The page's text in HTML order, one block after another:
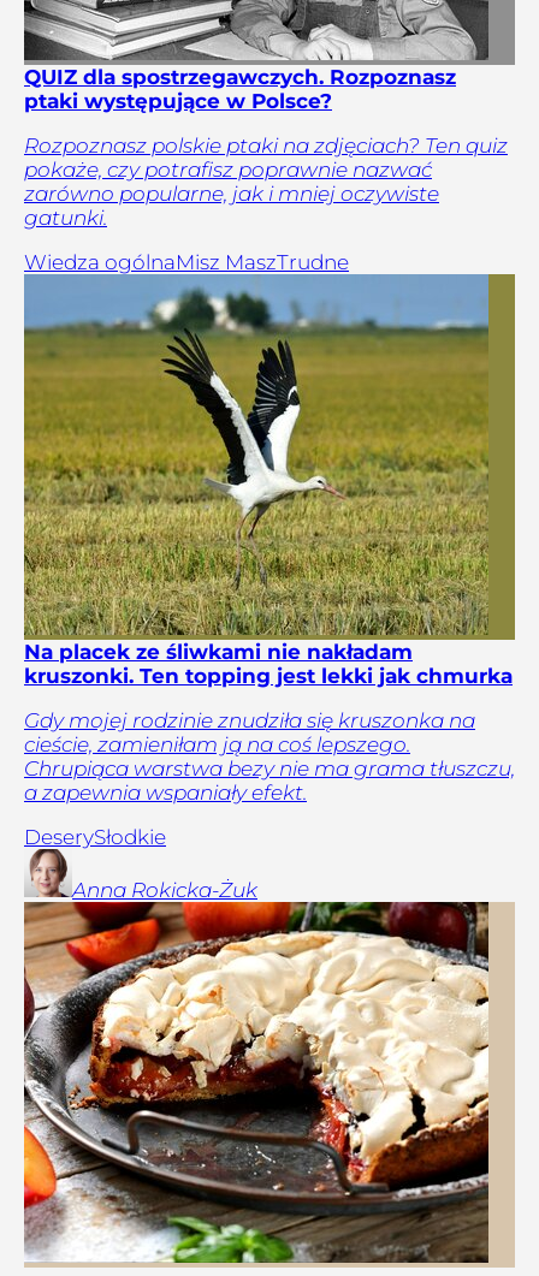
QUIZ dla spostrzegawczych. Rozpoznasz
ptaki występujące w Polsce?
Rozpoznasz polskie ptaki na zdjęciach? Ten quiz
pokaże, czy potrafisz poprawnie nazwać
zarówno popularne, jak i mniej oczywiste
gatunki.
Wiedza ogólnaMisz MaszTrudne
Na placek ze śliwkami nie nakładam
kruszonki. Ten topping jest lekki jak chmurka
Gdy mojej rodzinie znudziła się kruszonka na
cieście, zamieniłam ją na coś lepszego.
Chrupiąca warstwa bezy nie ma grama tłuszczu,
a zapewnia wspaniały efekt.
DeserySłodkie
Anna Rokicka-Żuk